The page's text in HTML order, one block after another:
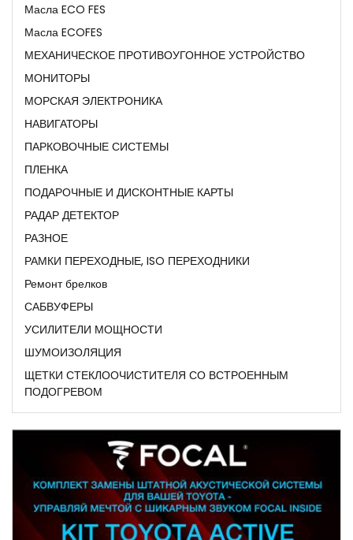
Масла ECO FES
Масла ECOFES
МЕХАНИЧЕСКОЕ ПРОТИВОУГОННОЕ УСТРОЙСТВО
МОНИТОРЫ
МОРСКАЯ ЭЛЕКТРОНИКА
НАВИГАТОРЫ
ПАРКОВОЧНЫЕ СИСТЕМЫ
ПЛЕНКА
ПОДАРОЧНЫЕ И ДИСКОНТНЫЕ КАРТЫ
РАДАР ДЕТЕКТОР
РАЗНОЕ
РАМКИ ПЕРЕХОДНЫЕ, ISO ПЕРЕХОДНИКИ
Ремонт брелков
САБВУФЕРЫ
УСИЛИТЕЛИ МОЩНОСТИ
ШУМОИЗОЛЯЦИЯ
ЩЕТКИ СТЕКЛООЧИСТИТЕЛЯ СО ВСТРОЕННЫМ
ПОДОГРЕВОМ